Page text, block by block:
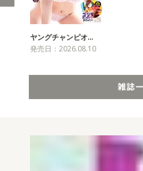
ヤングチャンピオ…
発売日：2026.08.10